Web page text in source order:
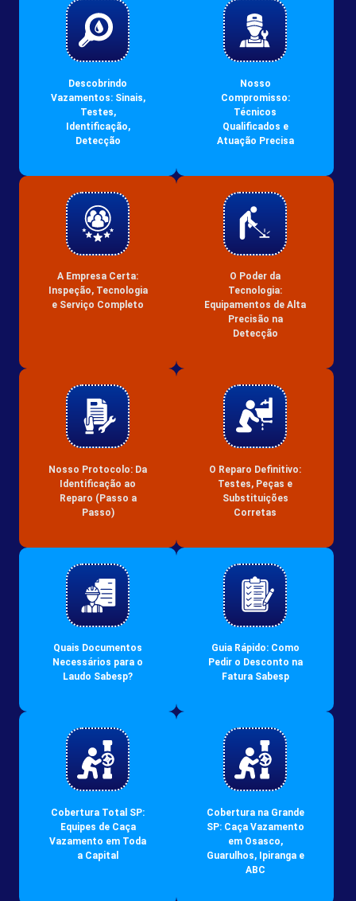
Descobrindo
Vazamentos: Sinais,
Testes,
Identificação,
Detecção
Nosso
Compromisso:
Técnicos
Qualificados e
Atuação Precisa
A Empresa Certa:
Inspeção, Tecnologia
e Serviço Completo
O Poder da
Tecnologia:
Equipamentos de Alta
Precisão na
Detecção
Nosso Protocolo: Da
Identificação ao
Reparo (Passo a
Passo)
O Reparo Definitivo:
Testes, Peças e
Substituições
Corretas
Quais Documentos
Necessários para o
Laudo Sabesp?
Guia Rápido: Como
Pedir o Desconto na
Fatura Sabesp
Cobertura Total SP:
Equipes de Caça
Vazamento em Toda
a Capital
Cobertura na Grande
SP: Caça Vazamento
em Osasco,
Guarulhos, Ipiranga e
ABC